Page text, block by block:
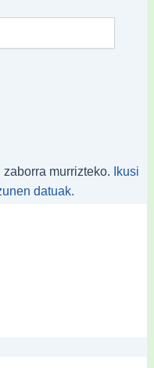
murrizteko.
Ikusi
datuak.